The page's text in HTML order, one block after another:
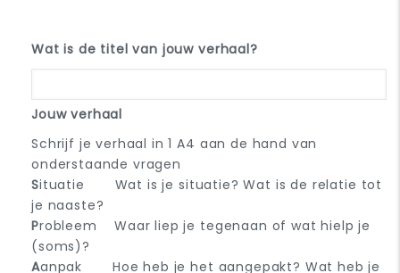
Wat is de titel van jouw verhaal?
Jouw verhaal
Schrijf je verhaal in 1 A4 aan de hand van
onderstaande vragen
Situatie Wat is je situatie? Wat is de relatie tot
je naaste?
Probleem Waar liep je tegenaan of wat hielp je
(soms)?
Aanpak Hoe heb je het aangepakt? Wat heb je